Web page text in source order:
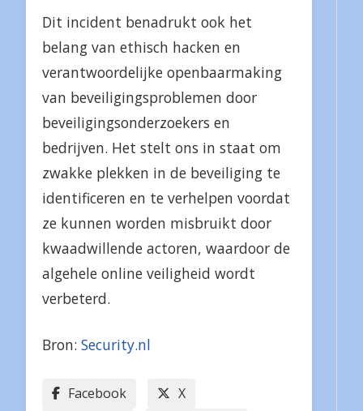
Dit incident benadrukt ook het
belang van ethisch hacken en
verantwoordelijke openbaarmaking
van beveiligingsproblemen door
beveiligingsonderzoekers en
bedrijven. Het stelt ons in staat om
zwakke plekken in de beveiliging te
identificeren en te verhelpen voordat
ze kunnen worden misbruikt door
kwaadwillende actoren, waardoor de
algehele online veiligheid wordt
verbeterd.
Bron: Security.nl
Facebook
X